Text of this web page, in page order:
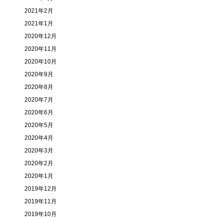
2021年2月
2021年1月
2020年12月
2020年11月
2020年10月
2020年9月
2020年8月
2020年7月
2020年6月
2020年5月
2020年4月
2020年3月
2020年2月
2020年1月
2019年12月
2019年11月
2019年10月